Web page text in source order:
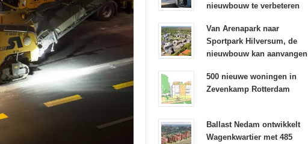
nieuwbouw te verbeteren
Van Arenapark naar
Sportpark Hilversum, de
nieuwbouw kan aanvangen
500 nieuwe woningen in
Zevenkamp Rotterdam
Ballast Nedam ontwikkelt
Wagenkwartier met 485